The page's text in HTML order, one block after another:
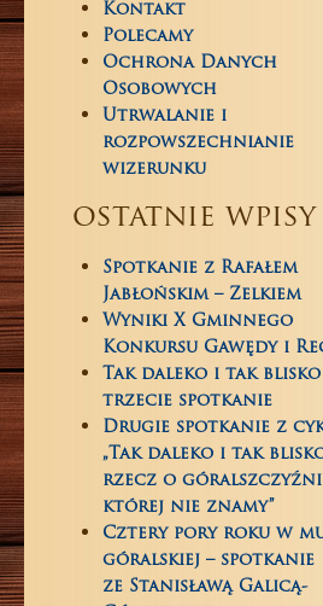
Kontakt
Polecamy
Ochrona Danych
Osobowych
Utrwalanie i
rozpowszechnianie
wizerunku
ostatnie wpisy
Spotkanie z Rafałem
Jabłońskim – Zelkiem
Wyniki X Gminnego
Konkursu Gawędy i
Tak daleko i tak blisko
trzecie spotkanie
Drugie spotkanie z
„Tak daleko i tak
rzecz o
której nie znamy”
Cztery pory roku w
góralskiej – spotkanie
ze Stanisławą Galicą-